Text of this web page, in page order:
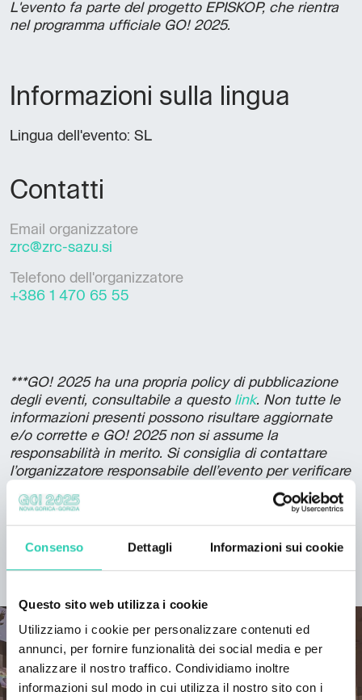
Consenso Dettagli Informazioni sui cookie
Questo sito web utilizza i cookie
Utilizziamo i cookie per personalizzare contenuti ed
annunci, per fornire funzionalità dei social media e per
analizzare il nostro traffico. Condividiamo inoltre
informazioni sul modo in cui utilizza il nostro sito con i
L'evento fa parte del progetto EPISKOP, che rientra
nel programma ufficiale GO! 2025.
Informazioni sulla lingua
Lingua dell'evento: SL
Contatti
Email organizzatore
zrc@zrc-sazu.si
Telefono dell'organizzatore
+386 1 470 65 55
***GO! 2025 ha una propria policy di pubblicazione
degli eventi, consultabile a questo link. Non tutte le
informazioni presenti possono risultare aggiornate
e/o corrette e GO! 2025 non si assume la
responsabilità in merito. Si consiglia di contattare
l’organizzatore responsabile dell’evento per verificare
SCOPRI IL PROGETTO